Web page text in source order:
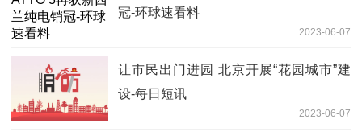
冠-环球速看料
2023-06-07
让市民出门进园 北京开展“花园城市”建
设-每日短讯
2023-06-07